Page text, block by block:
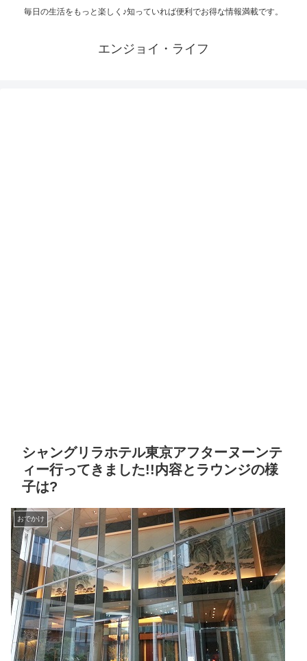
毎日の生活をもっと楽しく♪知っていれば便利でお得な情報満載です。
エンジョイ・ライフ
シャングリラホテル東京アフターヌーンテ
ィー行ってきました!!内容とラウンジの様
子は?
おでかけ